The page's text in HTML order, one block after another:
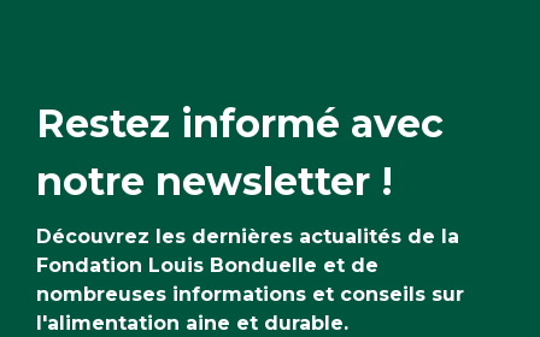
Restez informé avec
notre newsletter !
Découvrez les dernières actualités de la
Fondation Louis Bonduelle et de
nombreuses informations et conseils sur
l'alimentation aine et durable.